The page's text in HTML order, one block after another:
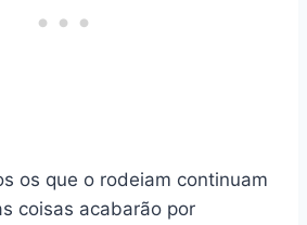
os que o rodeiam continuam
coisas acabarão por